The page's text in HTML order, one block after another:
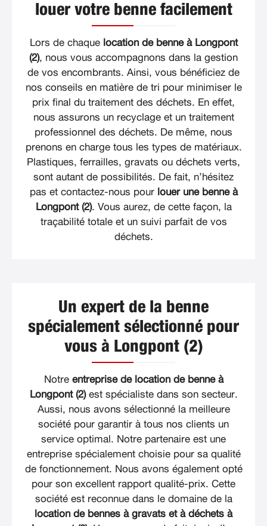
louer votre benne facilement
Lors de chaque location de benne à Longpont
(2), nous vous accompagnons dans la gestion
de vos encombrants. Ainsi, vous bénéficiez de
nos conseils en matière de tri pour minimiser le
prix final du traitement des déchets. En effet,
nous assurons un recyclage et un traitement
professionnel des déchets. De même, nous
prenons en charge tous les types de matériaux.
Plastiques, ferrailles, gravats ou déchets verts,
sont autant de possibilités. De fait, n’hésitez
pas et contactez-nous pour louer une benne à
Longpont (2). Vous aurez, de cette façon, la
traçabilité totale et un suivi parfait de vos
déchets.
Un expert de la benne
spécialement sélectionné pour
vous à Longpont (2)
Notre entreprise de location de benne à
Longpont (2)est spécialiste dans son secteur.
Aussi, nous avons sélectionné la meilleure
société pour garantir à tous nos clients un
service optimal. Notre partenaire est une
entreprise spécialement choisie pour sa qualité
de fonctionnement. Nous avons également opté
pour son excellent rapport qualité-prix. Cette
société est reconnue dans le domaine de la
location de bennes à gravats et à déchets à